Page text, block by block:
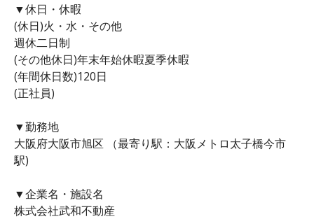
▼休日・休暇
(休日)火・水・その他
週休二日制
(その他休日)年末年始休暇夏季休暇
(年間休日数)120日
(正社員)
▼勤務地
大阪府大阪市旭区 （最寄り駅：大阪メトロ太子橋今市
駅)
▼企業名・施設名
株式会社武和不動産